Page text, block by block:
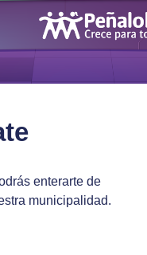
enterarte de
municipalidad.